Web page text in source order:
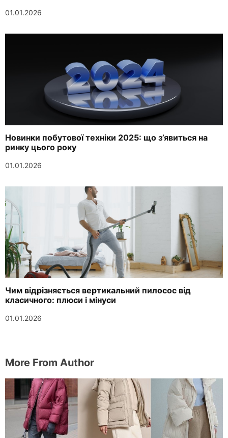
01.01.2026
Новинки побутової техніки 2025: що з’явиться на
ринку цього року
01.01.2026
Чим відрізняється вертикальний пилосос від
класичного: плюси і мінуси
01.01.2026
More From Author